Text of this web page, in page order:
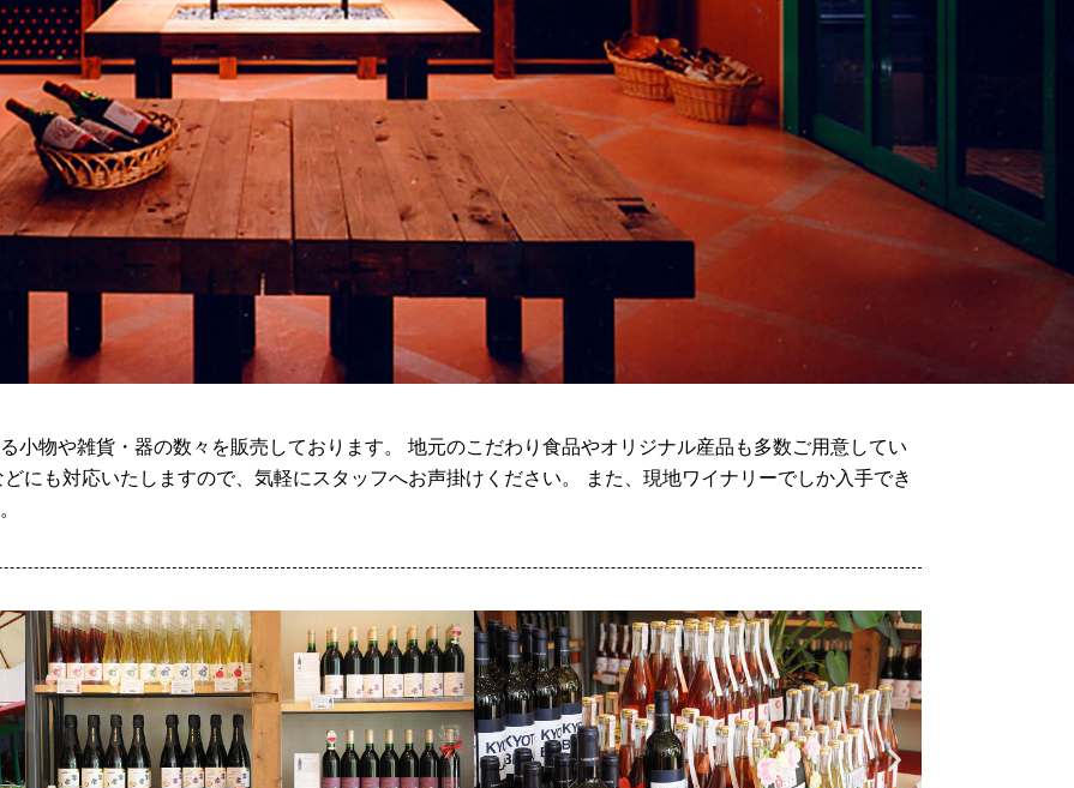
小物や雑貨・器の数々を販売しております。 地元のこだわり食品やオリジナル産品も多数ご用意してい
にも対応いたしますので、気軽にスタッフへお声掛けください。 また、現地ワイナリーでしか入手でき